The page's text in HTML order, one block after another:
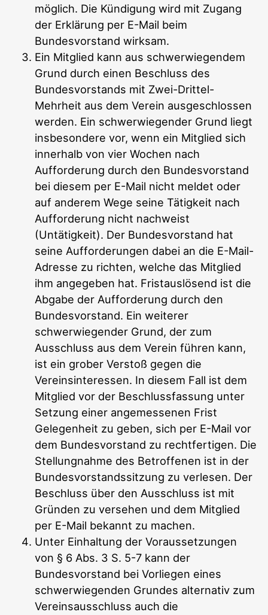
möglich. Die Kündigung wird mit Zugang
der Erklärung per E-Mail beim
Bundesvorstand wirksam.
Ein Mitglied kann aus schwerwiegendem
Grund durch einen Beschluss des
Bundesvorstands mit Zwei-Drittel-
Mehrheit aus dem Verein ausgeschlossen
werden. Ein schwerwiegender Grund liegt
insbesondere vor, wenn ein Mitglied sich
innerhalb von vier Wochen nach
Aufforderung durch den Bundesvorstand
bei diesem per E-Mail nicht meldet oder
auf anderem Wege seine Tätigkeit nach
Aufforderung nicht nachweist
(Untätigkeit). Der Bundesvorstand hat
seine Aufforderungen dabei an die E-Mail-
Adresse zu richten, welche das Mitglied
ihm angegeben hat. Fristauslösend ist die
Abgabe der Aufforderung durch den
Bundesvorstand. Ein weiterer
schwerwiegender Grund, der zum
Ausschluss aus dem Verein führen kann,
ist ein grober Verstoß gegen die
Vereinsinteressen. In diesem Fall ist dem
Mitglied vor der Beschlussfassung unter
Setzung einer angemessenen Frist
Gelegenheit zu geben, sich per E-Mail vor
dem Bundesvorstand zu rechtfertigen. Die
Stellungnahme des Betroffenen ist in der
Bundesvorstandssitzung zu verlesen. Der
Beschluss über den Ausschluss ist mit
Gründen zu versehen und dem Mitglied
per E-Mail bekannt zu machen.
Unter Einhaltung der Voraussetzungen
von § 6 Abs. 3 S. 5-7 kann der
Bundesvorstand bei Vorliegen eines
schwerwiegenden Grundes alternativ zum
Vereinsausschluss auch die